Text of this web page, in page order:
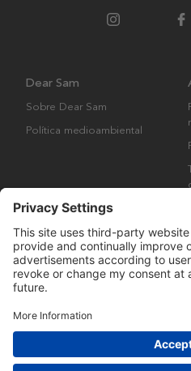
Dear Sam
Sobre Dear Sam
Política medioambiental
Derechos de autor © Many